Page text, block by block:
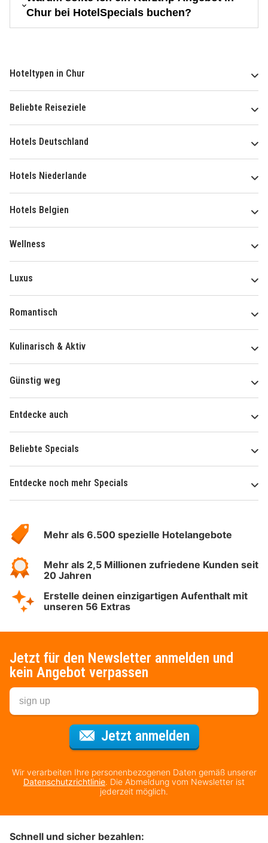
Chur bei HotelSpecials buchen?
Hoteltypen in Chur
Beliebte Reiseziele
Hotels Deutschland
Hotels Niederlande
Hotels Belgien
Wellness
Luxus
Romantisch
Kulinarisch & Aktiv
Günstig weg
Entdecke auch
Beliebte Specials
Entdecke noch mehr Specials
Hotelspecials
Mehr als 6.500 spezielle Hotelangebote
Mehr als 2,5 Millionen zufriedene Kunden seit
20 Jahren
Erstelle deinen einzigartigen Aufenthalt mit
unseren 56 Extras
Jetzt für den Newsletter anmelden und
kein Angebot verpassen
Jetzt anmeldenFür den
Wir verarbeiten Ihre personenbezogenen Daten gemäß unserer
Datenschutzrichtlinie. Die Abmeldung vom Newsletter ist
jederzeit möglich.
Schnell und sicher bezahlen: